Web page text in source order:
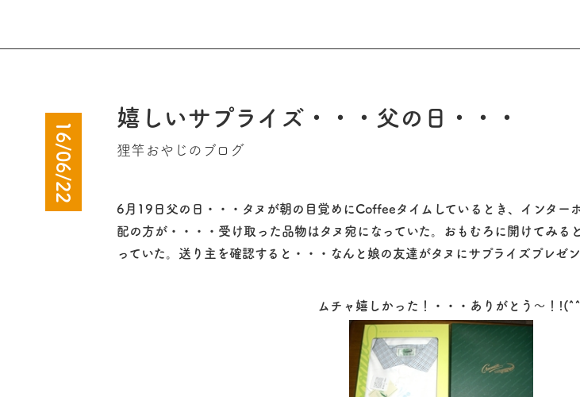
嬉しいサプライズ・・・父の日・・・
狸竿おやじのブログ
16/06/22
6月19日父の日・・・タヌが朝の目覚めにCoffeeタイムしているとき、インター
配の方が・・・・受け取った品物はタヌ宛になっていた。おもむろに開けてみる
っていた。送り主を確認すると・・・なんと娘の友達がタヌにサプライズプレゼン
ムチャ嬉しかった！・・・ありがとう～！